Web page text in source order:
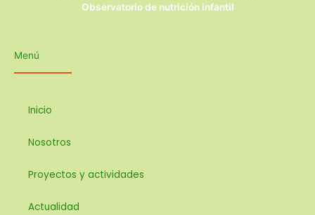
Observatorio de nutrición infantil
Menú
Inicio
Nosotros
Proyectos y actividades
Actualidad